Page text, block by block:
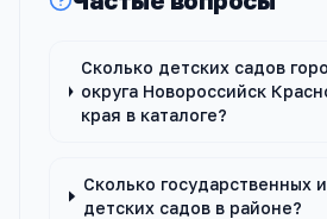
Сколько детских садов
округа Новороссийск
края в каталоге?
Сколько государственных
детских садов в районе?